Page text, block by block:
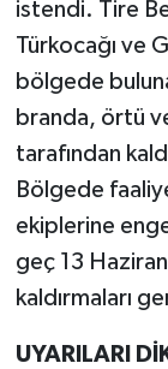
istendi. Tire
Türkocağı ve
bölgede
branda, örtü
tarafından
Bölgede
ekiplerine
geç 13
kaldırmaları
UYARILARI